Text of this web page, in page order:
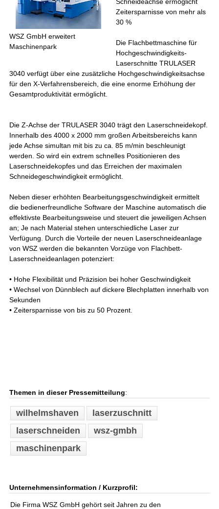
WSZ GmbH erweitert
Maschinenpark
Zeitersparnisse von mehr als
30 %
Die Flachbettmaschine für
Hochgeschwindigkeits-
Laserschnitte TRULASER
3040 verfügt über eine zusätzliche Hochgeschwindigkeitsachse
für den X-Verfahrensbereich, die eine enorme Erhöhung der
Gesamtproduktivität ermöglicht.
Die Z-Achse der TRULASER 3040 trägt den Laserschneidekopf.
Innerhalb des 4000 x 2000 mm großen Arbeitsbereichs kann
jede Achse simultan mit bis zu ca. 85 m/min beschleunigt
werden. So wird ein extrem schnelles Positionieren des
Laserschneidekopfes und das Erreichen der maximalen
Schneidegeschwindigkeit ermöglicht.
Neben dieser erhöhten Bearbeitungsgeschwindigkeit ermittelt
die bedienerfreundliche Software der Maschine automatisch die
effektivste Bearbeitungsweise und steuert die jeweiligen Achsen
an; Je nach Material stehen unterschiedliche Laser zur
Verfügung. Durch die Vorteile der neuen Laserschneideanlage
von WSZ werden die bekannten Vorzüge von Flachbett-
Laserschneideanlagen potenziert:
• Hohe Flexibilität und Präzision bei hoher Geschwindigkeit
• Wechsel von Dünnblech auf dickere Blechplatten innerhalb von
Sekunden
• Zeitersparnisse von bis zu 50 Prozent.
Themen in dieser Pressemitteilung:
wilhelmshaven
laserzuschnitt
laserschneiden
wsz-gmbh
maschinenpark
Unternehmensinformation / Kurzprofil:
Die Firma WSZ GmbH gehört seit Jahren zu den